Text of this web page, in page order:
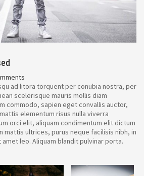
ad litora torquent per conubia nostra, per
scelerisque mauris mollis diam
commodo, sapien eget convallis auctor,
elementum risus nulla viverra
orci elit, aliquam condimentum elit dictum
mattis ultrices, purus neque facilisis nibh, in
leo. Aliquam blandit pulvinar porta.